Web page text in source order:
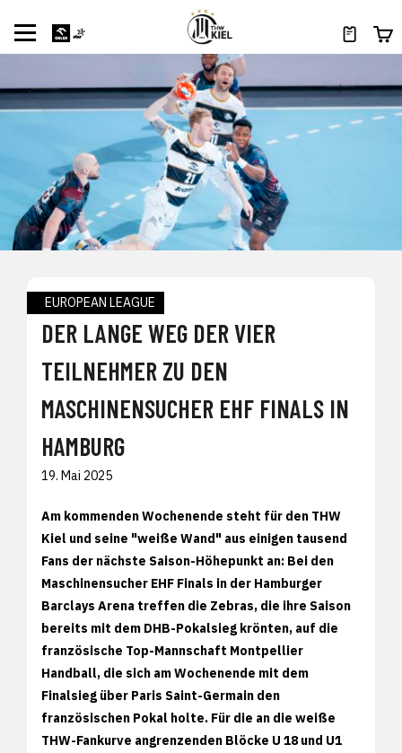
EUROPEAN LEAGUE
DER LANGE WEG DER VIER
TEILNEHMER ZU DEN
MASCHINENSUCHER EHF FINALS IN
HAMBURG
19. Mai 2025
Am kommenden Wochenende steht für den THW
Kiel und seine "weiße Wand" aus einigen tausend
Fans der nächste Saison-Höhepunkt an: Bei den
Maschinensucher EHF Finals in der Hamburger
Barclays Arena treffen die Zebras, die ihre Saison
bereits mit dem DHB-Pokalsieg krönten, auf die
französische Top-Mannschaft Montpellier
Handball, die sich am Wochenende mit dem
Finalsieg über Paris Saint-Germain den
französischen Pokal holte. Für die an die weiße
THW-Fankurve angrenzenden Blöcke U 18 und U1